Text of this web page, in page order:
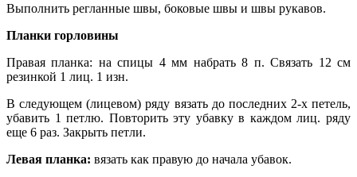
Выполнить регланные швы, боковые швы и швы рукавов.
Планки горловины
Правая планка: на спицы 4 мм набрать 8 п. Связать 12 см
резинкой 1 лиц. 1 изн.
В следующем (лицевом) ряду вязать до последних 2-х петель,
убавить 1 петлю. Повторить эту убавку в каждом лиц. ряду
еще 6 раз. Закрыть петли.
Левая планка: вязать как правую до начала убавок.